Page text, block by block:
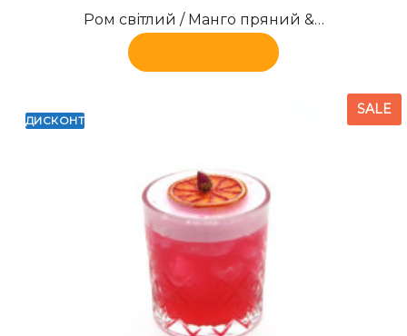
Ром світлий / Манго пряний &…
ДИСКОНТ
SALE